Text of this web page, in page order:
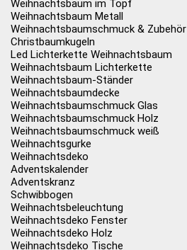
Weihnachtsbaum im Topf
Weihnachtsbaum Metall
Weihnachtsbaumschmuck & Zubehör
Christbaumkugeln
Led Lichterkette Weihnachtsbaum
Weihnachtsbaum Lichterkette
Weihnachtsbaum-Ständer
Weihnachtsbaumdecke
Weihnachtsbaumschmuck Glas
Weihnachtsbaumschmuck Holz
Weihnachtsbaumschmuck weiß
Weihnachtsgurke
Weihnachtsdeko
Adventskalender
Adventskranz
Schwibbogen
Weihnachtsbeleuchtung
Weihnachtsdeko Fenster
Weihnachtsdeko Holz
Weihnachtsdeko Tische